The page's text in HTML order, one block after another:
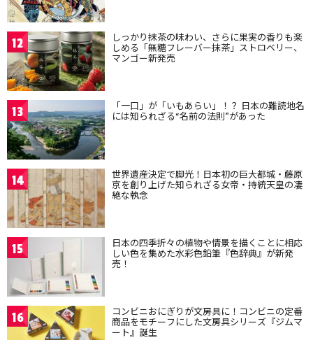
12 しっかり抹茶の味わい、さらに果実の香りも楽
しめる「無糖フレーバー抹茶」ストロベリー、
マンゴー新発売
13 「一口」が「いもあらい」！？ 日本の難読地名
には知られざる“名前の法則”があった
14 世界遺産決定で脚光！日本初の巨大都城・藤原
京を創り上げた知られざる女帝・持統天皇の凄
絶な執念
15 日本の四季折々の植物や情景を描くことに相応
しい色を集めた水彩色鉛筆『色辞典』が新発
売！
16 コンビニおにぎりが文房具に！コンビニの定番
商品をモチーフにした文房具シリーズ『ジムマ
ート』誕生